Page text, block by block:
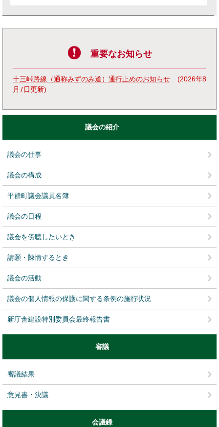
重要なお知らせ
十三峠路線（通称みずのみ道）通行止めのお知らせ
2026年8
月7日更新
議会の紹介
議会の仕事
議会の構成
平群町議会議員名簿
議会の日程
議会を傍聴したいとき
請願・陳情するとき
議会の活動
議会の個人情報の保護に関する条例の施行状況
新庁舎建設特別委員会最終報告書
審議
審議結果
意見書・決議
会議録